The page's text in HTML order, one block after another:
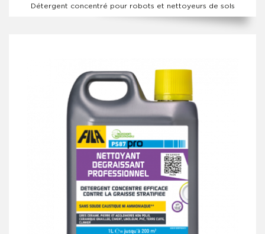
Détergent concentré pour robots et nettoyeurs de sols